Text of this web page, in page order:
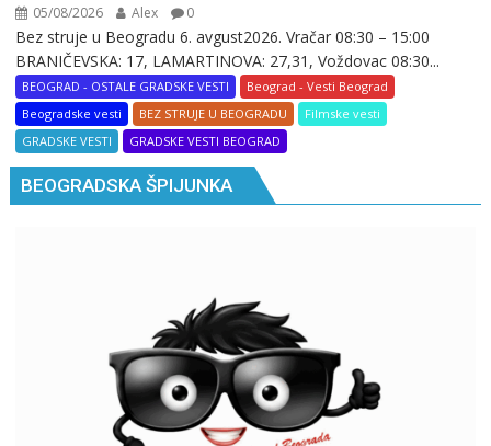
05/08/2026 Alex 0
Bez struje u Beogradu 6. avgust2026. Vračar 08:30 – 15:00
BRANIČEVSKA: 17, LAMARTINOVA: 27,31, Voždovac 08:30...
BEOGRAD - OSTALE GRADSKE VESTI
Beograd - Vesti Beograd
Beogradske vesti
BEZ STRUJE U BEOGRADU
Filmske vesti
GRADSKE VESTI
GRADSKE VESTI BEOGRAD
BEOGRADSKA ŠPIJUNKA